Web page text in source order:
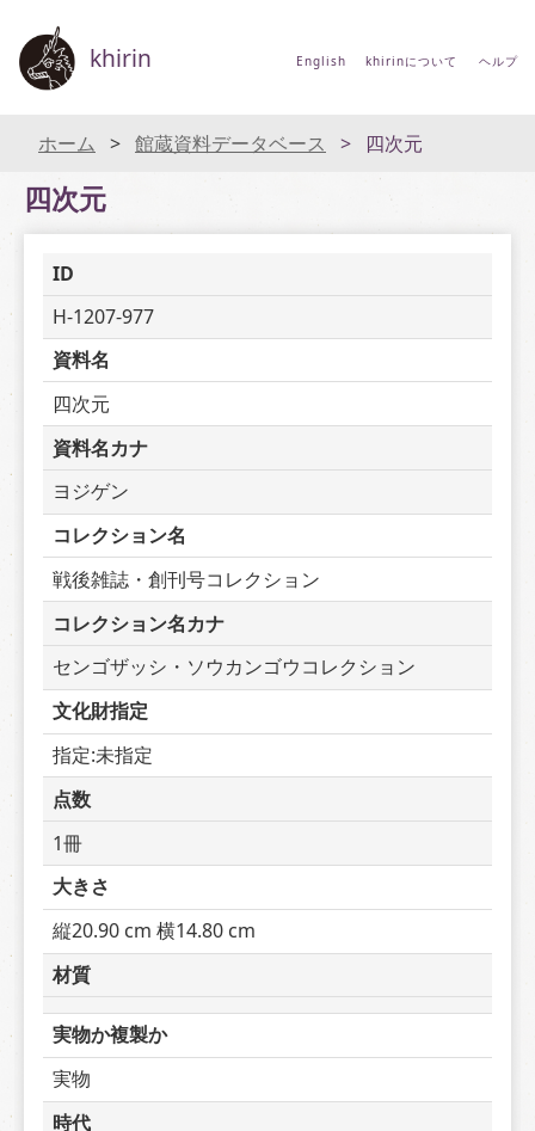
khirin English khirinについて ヘルプ
ホーム 館蔵資料データベース 四次元
四次元
ID
H-1207-977
資料名
四次元
資料名カナ
ヨジゲン
コレクション名
戦後雑誌・創刊号コレクション
コレクション名カナ
センゴザッシ・ソウカンゴウコレクション
文化財指定
指定:未指定
点数
1冊
大きさ
縦20.90 cm 横14.80 cm
材質
実物か複製か
実物
時代